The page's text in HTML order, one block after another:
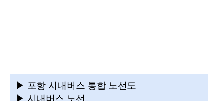
▶ 포항 시내버스 통합 노선도
▶ 시내버스 노선